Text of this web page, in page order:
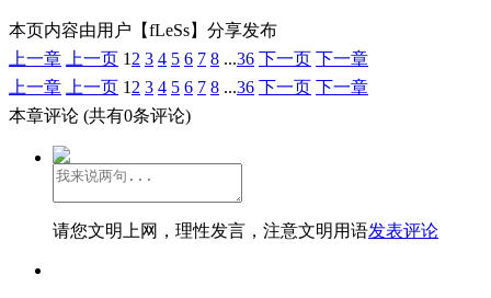
本页内容由用户【fLeSs】分享发布
上一章
上一页 1 2 3 4 5 6 7 8 ...36 下一页 下一章
上一章
上一页 1 2 3 4 5 6 7 8 ...36 下一页 下一章
本章评论 (共有0条评论)
请您文明上网，理性发言，注意文明用语发表评论